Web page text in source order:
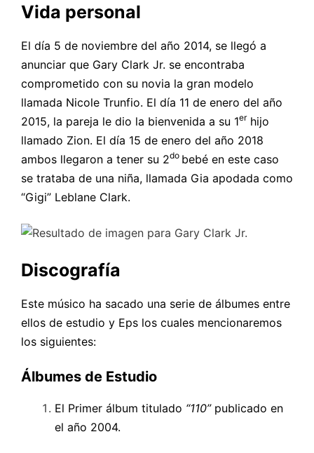
Vida personal
El día 5 de noviembre del año 2014, se llegó a
anunciar que Gary Clark Jr. se encontraba
comprometido con su novia la gran modelo
llamada Nicole Trunfio. El día 11 de enero del año
2015, la pareja le dio la bienvenida a su 1erhijo
llamado Zion. El día 15 de enero del año 2018
ambos llegaron a tener su 2do bebé en este caso
se trataba de una niña, llamada Gia apodada como
“Gigi” Leblane Clark.
Discografía
Este músico ha sacado una serie de álbumes entre
ellos de estudio y Eps los cuales mencionaremos
los siguientes:
Álbumes de Estudio
El Primer álbum titulado “110”publicado en
el año 2004.